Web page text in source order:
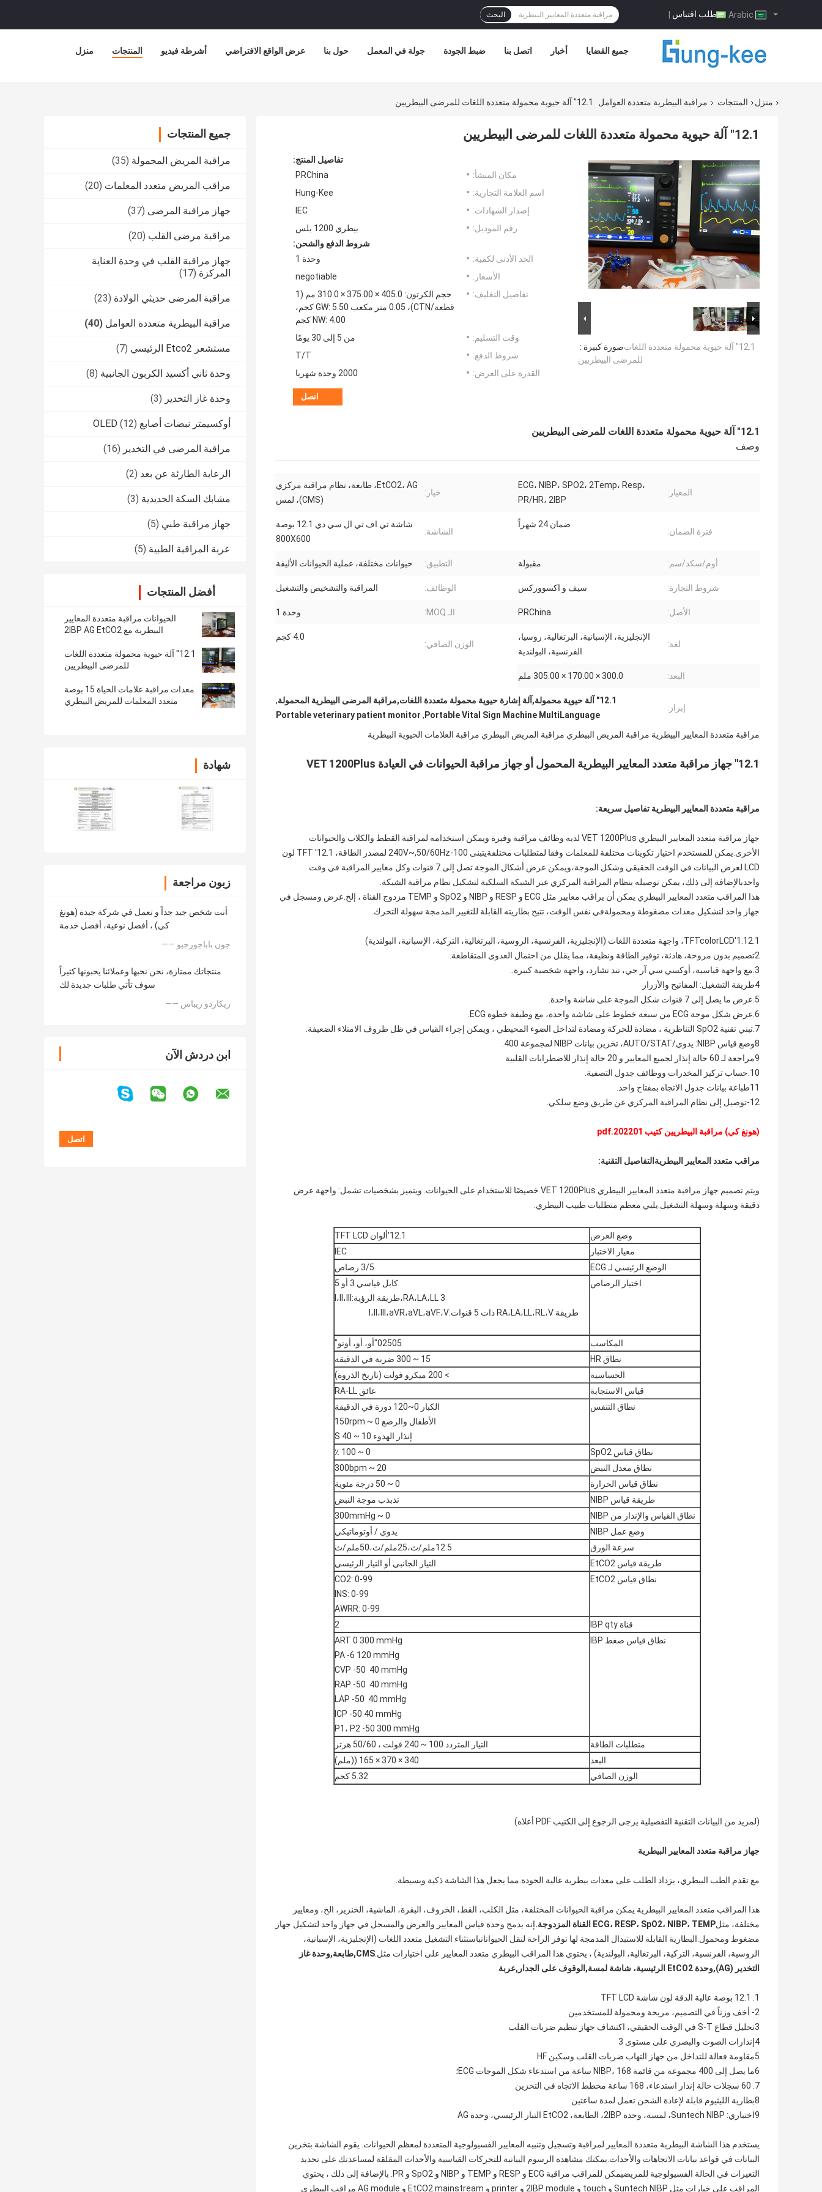
طلب اقتباس | البحث
منزل المنتجات أشرطة فيديو عرض الواقع الافتراضي حول بنا جولة في المعمل ضبط الجودة اتصل بنا أخبار جميع القضايا
منزل المنتجات مراقبة البيطرية متعددة العوامل 12.1" آلة حيوية محمولة متعددة اللغات للمرضى البيطريين
جميع المنتجات
مراقبة المريض المحمولة (35)
مراقب المريض متعدد المعلمات (20)
جهاز مراقبة المرضى (37)
مراقبة مرضى القلب (20)
جهاز مراقبة القلب في وحدة العناية
المركزة (17)
مراقبة المرضى حديثي الولادة (23)
مراقبة البيطرية متعددة العوامل (40)
مستشعر Etco2 الرئيسي (7)
وحدة ثاني أكسيد الكربون الجانبية (8)
وحدة غاز التخدير (3)
أوكسيمتر نبضات أصابع OLED (12)
مراقبة المرضى في التخدير (16)
الرعاية الطارئة عن بعد (2)
مشابك السكة الحديدية (3)
جهاز مراقبة طبي (5)
عربة المراقبة الطبية (5)
أفضل المنتجات
الحيوانات مراقبة متعددة المعايير
البيطرية مع 2IBP AG EtCO2
12.1" آلة حيوية محمولة متعددة اللغات
للمرضى البيطريين
معدات مراقبة علامات الحياة 15 بوصة
متعدد المعلمات للمريض البيطري
شهادة
زبون مراجعة
أنت شخص جيد جداً و تعمل في شركة جيدة (هونغ
كي) ، أفضل نوعية، أفضل خدمة
—— جون باباجورجيو
منتجاتك ممتازة، نحن نحبها وعملائنا يحبونها كثيراً
سوف تأتي طلبات جديدة لك
—— ريكاردو ريباس
ابن دردش الآن
12.1" آلة حيوية محمولة متعددة اللغات للمرضى البيطريين
صورة كبيرة :12.1" آلة حيوية محمولة متعددة اللغات
للمرضى البيطريين
تفاصيل المنتج:
مكان المنشأ:
PRChina
اسم العلامة التجارية:
Hung-Kee
إصدار الشهادات:
IEC
رقم الموديل:
بيطري 1200 بلس
شروط الدفع والشحن:
الحد الأدنى لكمية:
وحدة 1
الأسعار:
negotiable
تفاصيل التغليف:
حجم الكرتون: 405.0 × 375.00 × 310.0 مم (1
قطعة/CTN)، 0.05 متر مكعب GW: 5.50 كجم،
NW: 4.00 كجم
وقت التسليم:
من 5 إلى 30 يومًا
شروط الدفع:
T/T
القدرة على العرض:
2000 وحدة شهريا
اتصل
12.1" آلة حيوية محمولة متعددة اللغات للمرضى البيطريين
وصف
المعيار:
ECG، NIBP، SPO2، 2Temp، Resp،
PR/HR، 2IBP
خيار:
EtCO2، AG، طابعة، نظام مراقبة مركزي
(CMS)، لمس
فترة الضمان:
ضمان 24 شهراً
الشاشة:
شاشة تي اف تي ال سي دي 12.1 بوصة
800X600
أوم/سكد/سم: مقبولة التطبيق: حيوانات مختلفة، عملية الحيوانات الأليفة
شروط التجارة: سيف و اكسووركس الوظائف: المراقبة والتشخيص والتشغيل
الأصل: PRChina الـ MOQ: وحدة 1
لغة:
الإنجليزية، الإسبانية، البرتغالية، روسيا،
الفرنسية، البولندية
الوزن الصافي:
4.0 كجم
البعد: 300.0 × 170.00 × 305.00 ملم
إبراز:
12.1" آلة حيوية محمولة,آلة إشارة حيوية محمولة متعددة اللغات,مراقبة المرضى البيطرية المحمولة
,
Portable Vital Sign Machine MultiLanguage
,
Portable veterinary patient monitor
مراقبة متعددة المعايير البيطرية مراقبة المريض البيطري مراقبة المريض البيطري مراقبة العلامات الحيوية البيطرية
12.1" جهاز مراقبة متعدد المعايير البيطرية المحمول أو جهاز مراقبة الحيوانات في العيادة VET 1200Plus
مراقبة متعددة المعايير البيطرية تفاصيل سريعة:
جهاز مراقبة متعدد المعايير البيطري VET 1200Plus لديه وظائف مراقبة وفيرة ويمكن استخدامه لمراقبة القطط والكلاب والحيوانات
الأخرى.يمكن للمستخدم اختيار تكوينات مختلفة للمعلمات وفقا لمتطلبات مختلفةيتبنى 100-240V~,50/60Hz لمصدر الطاقة، 12.1' TFT لون
LCD لعرض البيانات في الوقت الحقيقي وشكل الموجة،ويمكن عرض أشكال الموجة تصل إلى 7 قنوات وكل معايير المراقبة في وقت
واحدبالإضافة إلى ذلك، يمكن توصيله بنظام المراقبة المركزي عبر الشبكة السلكية لتشكيل نظام مراقبة الشبكة.
هذا المراقب متعدد المعايير البيطري يمكن أن يراقب معايير مثل ECG و RESP و NIBP و SpO2 و TEMP مزدوج القناة ، إلخ.عرض ومسجل في
جهاز واحد لتشكيل معدات مضغوطة ومحمولةفي نفس الوقت، تتيح بطاريته القابلة للتغيير المدمجة سهولة التحرك.
1.12.1'TFTcolorLCD، واجهة متعددة اللغات (الإنجليزية، الفرنسية، الروسية، البرتغالية، التركية، الإسبانية، البولندية)
2تصميم بدون مروحة، هادئة، توفير الطاقة ونظيفة، مما يقلل من احتمال العدوى المتقاطعة.
3.مع واجهة قياسية، أوكسي سي آر جي، تند تشارد، واجهة شخصية كبيرة..
4طريقة التشغيل: المفاتيح والأزرار
5.عرض ما يصل إلى 7 قنوات شكل الموجة على شاشة واحدة.
6.عرض شكل موجة ECG من سبعة خطوط على شاشة واحدة، مع وظيفة خطوة ECG.
7.تبني تقنية SpO2 التناظرية ، مضادة للحركة ومضادة لتداخل الضوء المحيطي ، ويمكن إجراء القياس في ظل ظروف الامتلاء الضعيفة.
8وضع قياس NIBP: يدوي/AUTO/STAT، تخزين بيانات NIBP لمجموعة 400.
9مراجعة لـ 60 حالة إنذار لجميع المعايير و 20 حالة إنذار للاضطرابات القلبية
10.حساب تركيز المخدرات ووظائف جدول التصفية.
11طباعة بيانات جدول الاتجاه بمفتاح واحد.
12-توصيل إلى نظام المراقبة المركزي عن طريق وضع سلكي.
(هونغ كي) مراقبة البيطريين كتيب 202201.pdf
مراقب متعدد المعايير البيطرية التفاصيل التقنية:
ويتم تصميم جهاز مراقبة متعدد المعايير البيطري VET 1200Plus خصيصًا للاستخدام على الحيوانات. ويتميز بشخصيات تشمل: واجهة عرض
دقيقة وسهلة وسهلة التشغيل.يلبي معظم متطلبات طبيب البيطري.
وضع العرض
12.1'ألوان TFT LCD
معيار الاختبار
IEC
الوضع الرئيسي لـ ECG
3/5 رصاص
اختيار الرصاص
كابل قياسي 3 أو 5
3 RA،LA،LL،طريقة الرؤية:I،II،III
طريقة RA،LA،LL،RL،V ذات 5 قنوات:I،II،III،aVR،aVL،aVF،V
المكاسب
02505"أو، أو، أوتو"
نطاق HR
15 ~ 300 ضربة في الدقيقة
الحساسية
> 200 ميكرو فولت (تاريخ الذروة)
قياس الاستجابة
عائق RA-LL
نطاق التنفس
الكبار 0~120 دورة في الدقيقة
الأطفال والرضع 0 ~ 150rpm
إنذار الهدوء 10 ~ 40 S
نطاق قياس SpO2
0 ~ 100 ٪
نطاق معدل النبض
20 ~ 300bpm
نطاق قياس الحرارة
0 ~ 50 درجة مئوية
طريقة قياس NIBP
تذبذب موجة النبض
نطاق القياس والإنذار من NIBP
0 ~ 300mmHg
وضع عمل NIBP
يدوي / أوتوماتيكي
سرعة الورق
12.5ملم/ث،25ملم/ث،50ملم/ث
طريقة قياس EtCO2
التيار الجانبي أو التيار الرئيسي
نطاق قياس EtCO2
CO2: 0-99
INS: 0-99
AWRR: 0-99
قناة IBP qty
2
نطاق قياس ضغط IBP
ART 0 300 mmHg
PA -6 120 mmHg
CVP -50 ️ 40 mmHg
RAP -50 ️ 40 mmHg
LAP -50 ️ 40 mmHg
ICP -50 40 mmHg
P1، P2 -50 300 mmHg
متطلبات الطاقة
التيار المتردد 100 ~ 240 فولت ، 50/60 هرتز
البعد
340 × 370 × 165 ((ملم)
الوزن الصافي
5.32 كجم
(لمزيد من البيانات التقنية التفصيلية يرجى الرجوع إلى الكتيب PDF أعلاه)
جهاز مراقبة متعدد المعايير البيطرية
مع تقدم الطب البيطري، يزداد الطلب على معدات بيطرية عالية الجودة.مما يجعل هذا الشاشة ذكية وبسيطة.
هذا المراقب متعدد المعايير البيطرية يمكن مراقبة الحيوانات المختلفة، مثل الكلب، القط، الخروف، البقرة، الماشية، الخنزير، الخ، ومعايير
مختلفة، مثلECG، RESP، SpO2، NIBP، TEMP القناة المزدوجة.
إنه يدمج وحدة قياس المعايير والعرض والمسجل في جهاز واحد لتشكيل جهاز
مضغوط ومحمول.البطارية القابلة للاستبدال المدمجة لها توفر الراحة لنقل الحيواناتباستثناء التشغيل متعدد اللغات (الإنجليزية، الإسبانية،
الروسية، الفرنسية، التركية، البرتغالية، البولندية) ، يحتوي هذا المراقب البيطري متعدد المعايير على اختيارات مثل:CMS
,طابعة,وحدة غاز
التخدير (AG)
,وحدة EtCO2 الرئيسية، شاشة لمسة , الوقوف على الجدار ,عربة
1. 12.1 بوصة عالية الدقة لون شاشة TFT LCD
2- أخف وزناً في التصميم، مريحة ومحمولة للمستخدمين
3تحليل قطاع S-T في الوقت الحقيقي، اكتشاف جهاز تنظيم ضربات القلب
4إنذارات الصوت والبصري على مستوى 3
5مقاومة فعالة للتداخل من جهاز التهاب ضربات القلب وسكين HF
6ما يصل إلى 400 مجموعة من قائمة NIBP، 168 ساعة من استدعاء شكل الموجات ECG؛
7. 60 سجلات حالة إنذار استدعاء، 168 ساعة مخطط الاتجاه في التخزين
8بطارية الليثيوم قابلة لإعادة الشحن تعمل لمدة ساعتين
9اختياري: Suntech NIBP، لمسة، وحدة 2IBP، الطابعة، EtCO2 التيار الرئيسي، وحدة AG
يستخدم هذا الشاشة البيطرية متعددة المعايير لمراقبة وتسجيل وتنبيه المعايير الفسيولوجية المتعددة لمعظم الحيوانات. يقوم الشاشة بتخزين
البيانات في قواعد بيانات الاتجاهات والأحداث.يمكنك مشاهدة الرسوم البيانية للتحركات القياسية والأحداث المقلقة لمساعدتك على تحديد
التغيرات في الحالة الفسيولوجية للمريضيمكن للمراقب مراقبة ECG و RESP و TEMP و NIBP و SpO2 و PR. بالإضافة إلى ذلك ، يحتوي
المراقب على خيارات مثل Suntech NIBP و touch و 2IBP module و printer و EtCO2 mainstream و AG module.مراقب البيطري